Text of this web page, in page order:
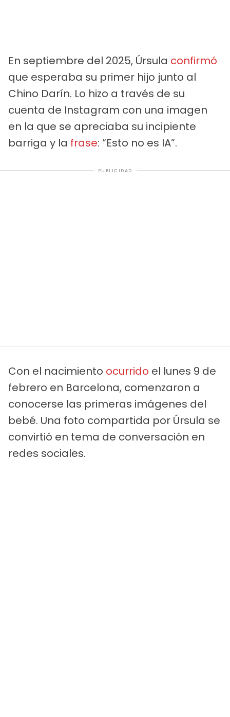
En septiembre del 2025, Úrsula confirmó
que esperaba su primer hijo junto al
Chino Darín. Lo hizo a través de su
cuenta de Instagram con una imagen
en la que se apreciaba su incipiente
barriga y la frase: “Esto no es IA”.
PUBLICIDAD
Con el nacimiento ocurrido el lunes 9 de
febrero en Barcelona, comenzaron a
conocerse las primeras imágenes del
bebé. Una foto compartida por Úrsula se
convirtió en tema de conversación en
redes sociales.